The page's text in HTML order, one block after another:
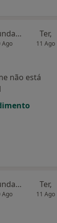
Segunda-feira
Ago
Ter,
11 Ago
não está
Segunda-feira
Ago
Ter,
11 Ago